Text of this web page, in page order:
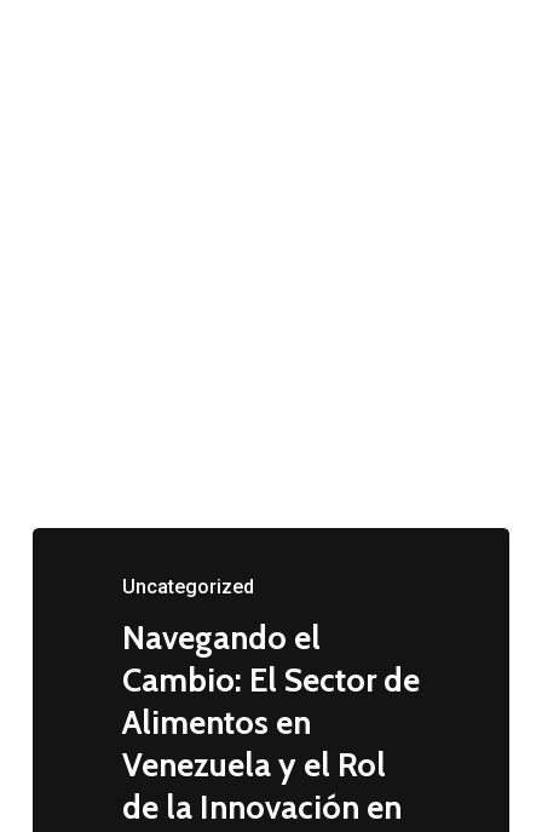
Uncategorized
Navegando el
Cambio: El Sector de
Alimentos en
Venezuela y el Rol
de la Innovación en